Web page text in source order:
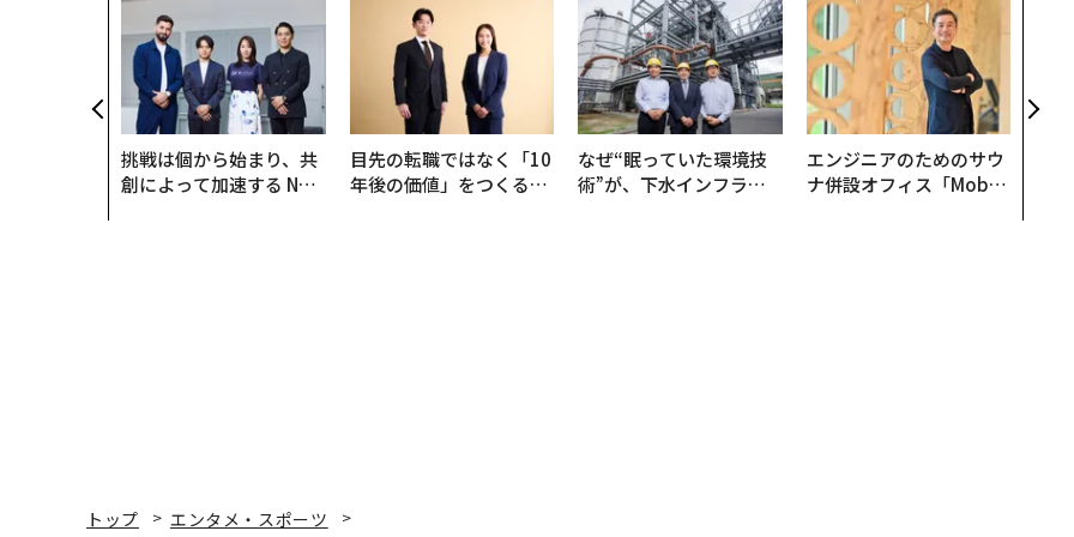
挑戦は個から始まり、共
創によって加速する NOR
目先の転職ではなく「10
年後の価値」をつくる─
なぜ“眠っていた環境技
術”が、下水インフラを
エンジニアのためのサウ
ナ併設オフィス「Mobiu
トップ
エンタメ・スポーツ